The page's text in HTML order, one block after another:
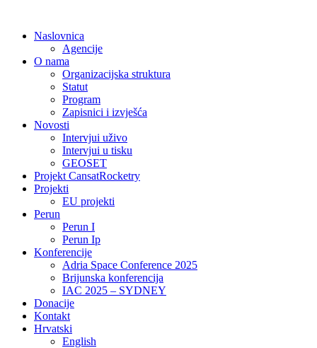
sadržajNaslovnica
Agencije
O nama
Organizacijska struktura
Statut
Program
Zapisnici i izvješća
Novosti
Intervjui uživo
Intervjui u tisku
GEOSET
Projekt CansatRocketry
Projekti
EU projekti
Perun
Perun I
Perun Ip
Konferencije
Adria Space Conference 2025
Brijunska konferencija
IAC 2025 – SYDNEY
Donacije
Kontakt
Hrvatski
English